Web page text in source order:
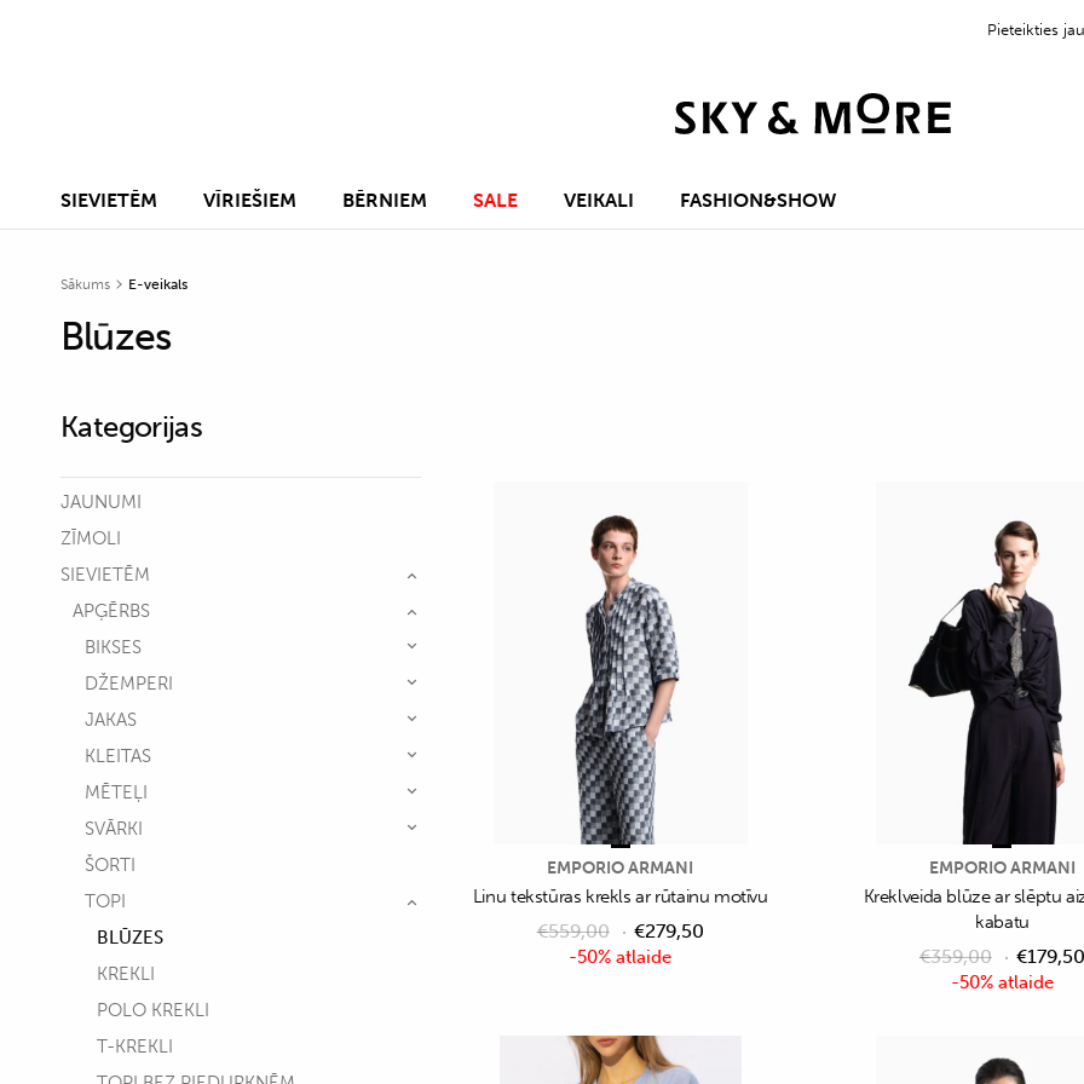
Pieteikties
SIEVIETĒM VĪRIEŠIEM BĒRNIEM SALE VEIKALI FASHION&SHOW
Sākums E-veikals
Blūzes
-50% atlaide
EMPORIO ARMANI
Linu tekstūras krekls ar rūtainu motīvu
€559,00 €279,50
-50% atlaide
EMPORIO ARMANI
Kreklveida blūze ar slēptu
kabatu
€359,00 €179,50
Kategorijas
JAUNUMI
ZĪMOLI
SIEVIETĒM
APĢĒRBS
BIKSES
DŽEMPERI
JAKAS
KLEITAS
MĒTEĻI
SVĀRKI
ŠORTI
TOPI
BLŪZES
KREKLI
POLO KREKLI
T-KREKLI